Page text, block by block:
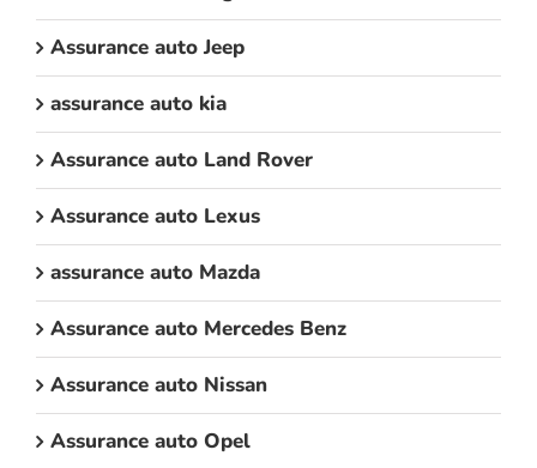
Assurance auto Jeep
assurance auto kia
Assurance auto Land Rover
Assurance auto Lexus
assurance auto Mazda
Assurance auto Mercedes Benz
Assurance auto Nissan
Assurance auto Opel